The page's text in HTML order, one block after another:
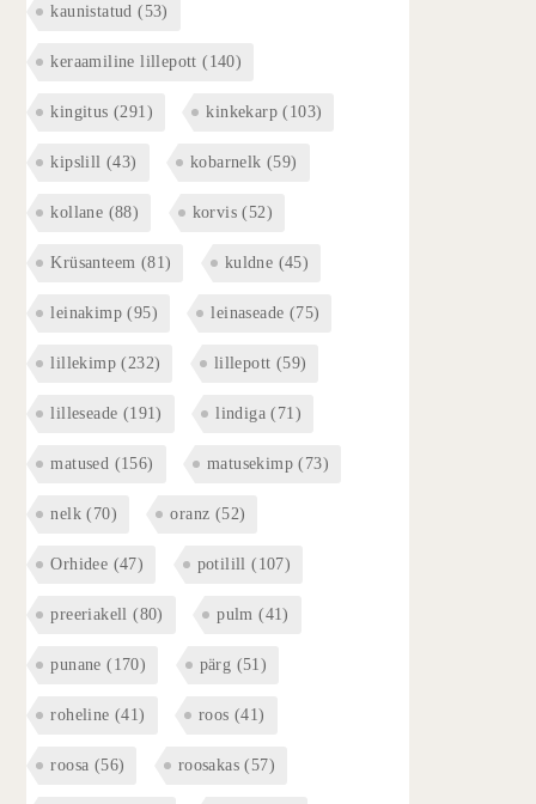
kaunistatud (53)
keraamiline lillepott (140)
kingitus (291) kinkekarp (103)
kipslill (43) kobarnelk (59)
kollane (88) korvis (52)
Krüsanteem (81) kuldne (45)
leinakimp (95) leinaseade (75)
lillekimp (232) lillepott (59)
lilleseade (191) lindiga (71)
matused (156) matusekimp (73)
nelk (70) oranz (52)
Orhidee (47) potilill (107)
preeriakell (80) pulm (41)
punane (170) pärg (51)
roheline (41) roos (41)
roosa (56) roosakas (57)